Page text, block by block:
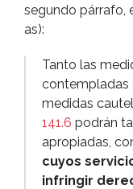
segundo párrafo,
as):
Tanto las
contempladas
medidas
141.6 podrán
apropiadas,
cuyos
infringir